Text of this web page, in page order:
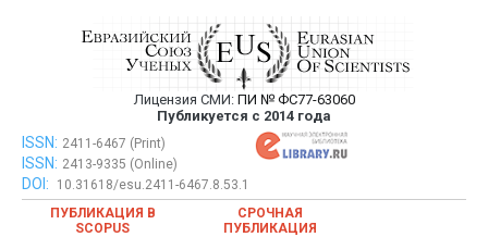
Евразийский Союз Ученых —
публикация научных статей в
ежемесячном научном журнале
Лицензия СМИ: ПИ № ФС77-63060
Публикуется с 2014 года
Евразийский Союз Ученых — публикация научных статей в
ежемесячном научном журнале
ISSN: 2411-6467 (Print)
ISSN: 2413-9335 (Online)
DOI:
10.31618/esu.2411-6467.8.53.1
ПУБЛИКАЦИЯ В
SCOPUS
СРОЧНАЯ
ПУБЛИКАЦИЯ